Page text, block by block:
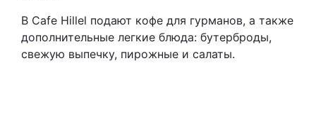
В Cafe Hillel подают кофе для гурманов, а также
дополнительные легкие блюда: бутерброды,
свежую выпечку, пирожные и салаты.